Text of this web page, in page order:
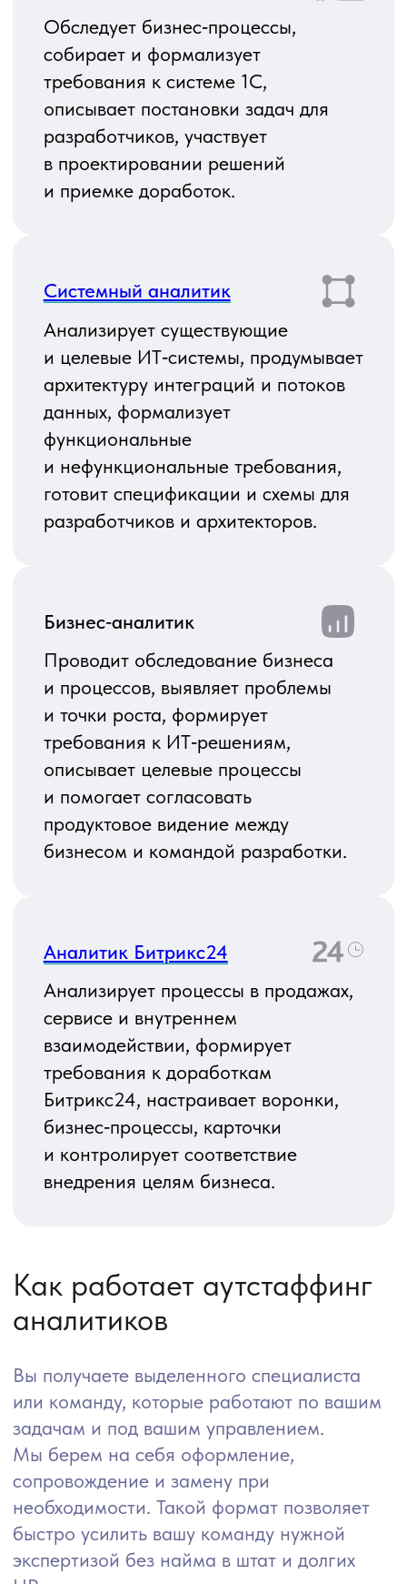
Бизнес‑аналитик
Проводит обследование бизнеса
и процессов, выявляет проблемы
и точки роста, формирует
требования к ИТ‑решениям,
описывает целевые процессы
и помогает согласовать
Анализирует процессы в продажах,
сервисе и внутреннем
взаимодействии, формирует
требования к доработкам
Битрикс24, настраивает воронки,
бизнес‑процессы, карточки
и контролирует соответствие
внедрения целям бизнеса.
Вы получаете выделенного специалиста
задачам и под вашим управлением.
Мы берем на себя оформление,
сопровождение и замену при
необходимости. Такой формат позволяет
быстро усилить вашу команду нужной
экспертизой без найма в штат и долгих
HR‑процессов.
Форматы работы
в день, 5 дней в неделю.
во встречах, планировании
и регулярных релизах — как
внутренний сотрудник, только
без оформления в штат.
Part‑time
Подходит, когда нужен эксперт
по мере необходимости: для
поддержки пользователей,
сопровождения систем, точечных
и приоритеты задач.
Под этап проекта
интеграции и др. После
завершения этапа вы можете
либо завершить сотрудничество,
либо переключить эксперта
на новые задачи.
Команда под задачу
Когда требуется закрыть блок
работ целиком, формируем